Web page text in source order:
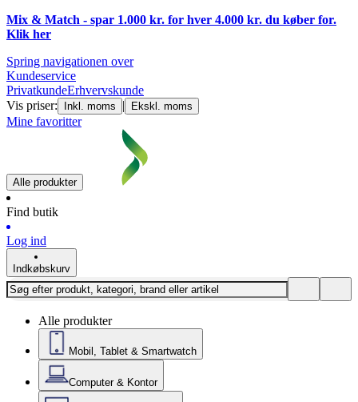
Mix & Match - spar 1.000 kr. for hver 4.000 kr. du køber for.
Klik her
Spring navigationen over
Kundeservice
PrivatkundeErhvervskunde
Vis priser:
Inkl. moms | Ekskl. moms
Mine favoritter
Alle produkter
Find butik
Log ind
Indkøbskurv
Alle produkter
Mobil, Tablet & Smartwatch
Computer & Kontor